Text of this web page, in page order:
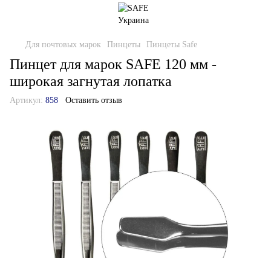
Для почтовых марок Пинцеты Пинцеты Safe
Пинцет для марок SAFE 120 мм -
широкая загнутая лопатка
Артикул: 858 Оставить отзыв